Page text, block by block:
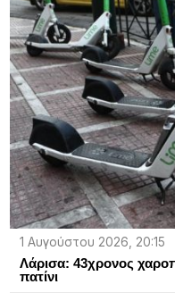
1 Αυγούστου 2026, 20:15
Λάρισα: 43χρονος
πατίνι